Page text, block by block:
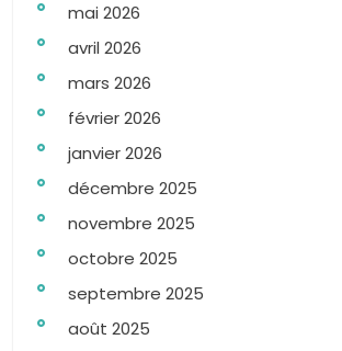
mai 2026
avril 2026
mars 2026
février 2026
janvier 2026
décembre 2025
novembre 2025
octobre 2025
septembre 2025
août 2025